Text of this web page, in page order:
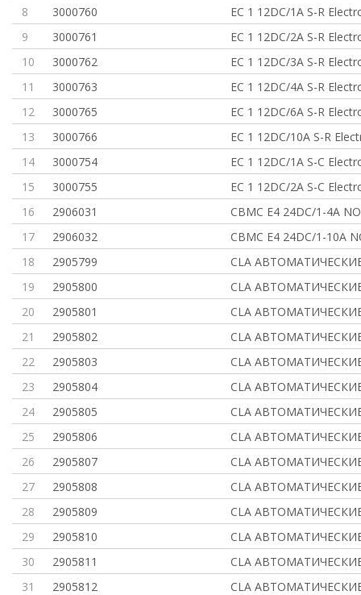
8
3000760
EC 1 12DC/1A S-R
9
3000761
EC 1 12DC/2A S-R
10
3000762
EC 1 12DC/3A S-R
11
3000763
EC 1 12DC/4A S-R
12
3000765
EC 1 12DC/6A S-R
13
3000766
EC 1 12DC/10A S-R
14
3000754
EC 1 12DC/1A S-C
15
3000755
EC 1 12DC/2A S-C
16
2906031
CBMC E4 24DC/1-4A
17
2906032
CBMC E4 24DC/1-10A
18
2905799
CLA
19
2905800
CLA
20
2905801
CLA
21
2905802
CLA
22
2905803
CLA
23
2905804
CLA
24
2905805
CLA
25
2905806
CLA
26
2905807
CLA
27
2905808
CLA
28
2905809
CLA
29
2905810
CLA
30
2905811
CLA
31
2905812
CLA